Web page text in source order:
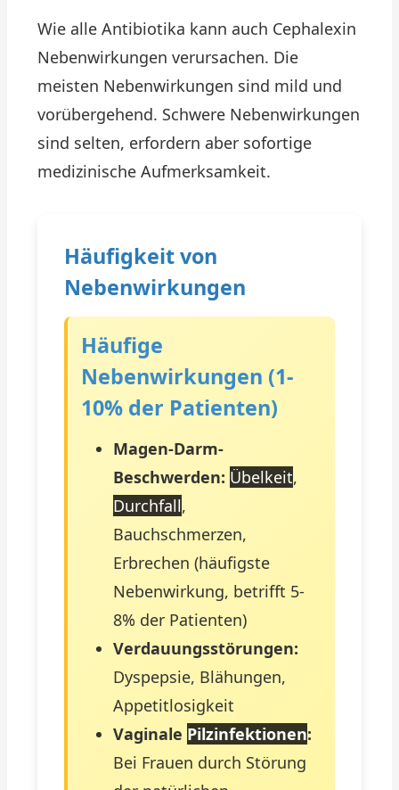
Wie alle Antibiotika kann auch Cephalexin
Nebenwirkungen verursachen. Die
meisten Nebenwirkungen sind mild und
vorübergehend. Schwere Nebenwirkungen
sind selten, erfordern aber sofortige
medizinische Aufmerksamkeit.
Häufigkeit von
Nebenwirkungen
Häufige
Nebenwirkungen (1-
10% der Patienten)
Magen-Darm-
Beschwerden: Übelkeit,
Durchfall,
Bauchschmerzen,
Erbrechen (häufigste
Nebenwirkung, betrifft 5-
8% der Patienten)
Verdauungsstörungen:
Dyspepsie, Blähungen,
Appetitlosigkeit
Vaginale Pilzinfektionen:
Bei Frauen durch Störung